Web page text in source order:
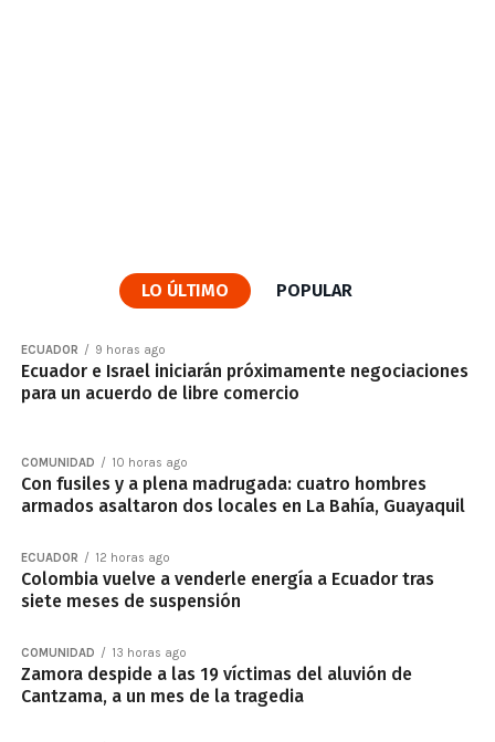
LO ÚLTIMO POPULAR
ECUADOR 9 horas ago
Ecuador e Israel iniciarán próximamente negociaciones
para un acuerdo de libre comercio
COMUNIDAD 10 horas ago
Con fusiles y a plena madrugada: cuatro hombres
armados asaltaron dos locales en La Bahía, Guayaquil
ECUADOR 12 horas ago
Colombia vuelve a venderle energía a Ecuador tras
siete meses de suspensión
COMUNIDAD 13 horas ago
Zamora despide a las 19 víctimas del aluvión de
Cantzama, a un mes de la tragedia